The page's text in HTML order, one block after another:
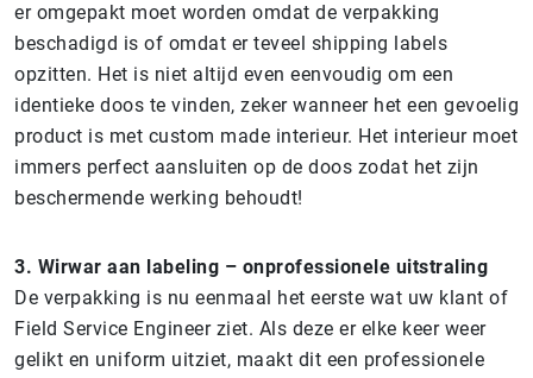
er omgepakt moet worden omdat de verpakking
beschadigd is of omdat er teveel shipping labels
opzitten. Het is niet altijd even eenvoudig om een
identieke doos te vinden, zeker wanneer het een gevoelig
product is met custom made interieur. Het interieur moet
immers perfect aansluiten op de doos zodat het zijn
beschermende werking behoudt!
3. Wirwar aan labeling – onprofessionele uitstraling
De verpakking is nu eenmaal het eerste wat uw klant of
Field Service Engineer ziet. Als deze er elke keer weer
gelikt en uniform uitziet, maakt dit een professionele